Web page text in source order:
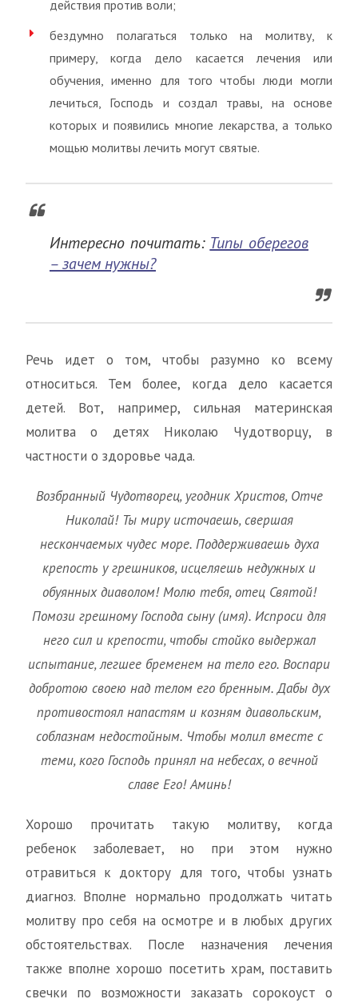
действия против воли;
бездумно полагаться только на молитву, к
примеру, когда дело касается лечения или
обучения, именно для того чтобы люди могли
лечиться, Господь и создал травы, на основе
которых и появились многие лекарства, а только
мощью молитвы лечить могут святые.
Интересно почитать: Типы оберегов
– зачем нужны?
Речь идет о том, чтобы разумно ко всему
относиться. Тем более, когда дело касается
детей. Вот, например, сильная материнская
молитва о детях Николаю Чудотворцу, в
частности о здоровье чада.
Возбранный Чудотворец, угодник Христов, Отче
Николай! Ты миру источаешь, свершая
нескончаемых чудес море. Поддерживаешь духа
крепость у грешников, исцеляешь недужных и
обуянных диаволом! Молю тебя, отец Святой!
Помози грешному Господа сыну (имя). Испроси для
него сил и крепости, чтобы стойко выдержал
испытание, легшее бременем на тело его. Воспари
добротою своею над телом его бренным. Дабы дух
противостоял напастям и козням диавольским,
соблазнам недостойным. Чтобы молил вместе с
теми, кого Господь принял на небесах, о вечной
славе Его! Аминь!
Хорошо прочитать такую молитву, когда
ребенок заболевает, но при этом нужно
отравиться к доктору для того, чтобы узнать
диагноз. Вполне нормально продолжать читать
молитву про себя на осмотре и в любых других
обстоятельствах. После назначения лечения
также вполне хорошо посетить храм, поставить
свечки по возможности заказать сорокоуст о